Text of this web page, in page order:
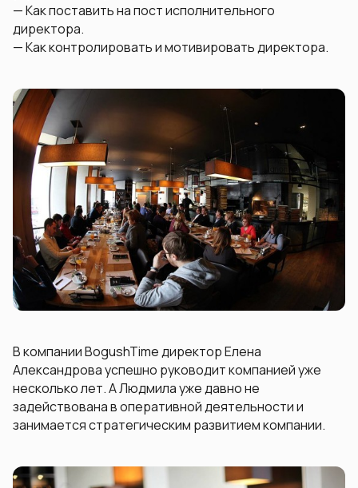
— Как поставить на пост исполнительного
директора.
— Как контролировать и мотивировать директора.
В компании BogushTime директор Елена
Александрова успешно руководит компанией уже
несколько лет. А Людмила уже давно не
задействована в оперативной деятельности и
занимается стратегическим развитием компании.